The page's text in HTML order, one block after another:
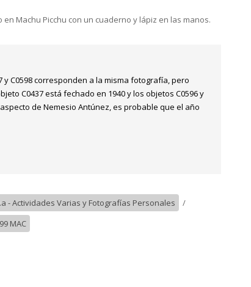
Machu Picchu con un cuaderno y lápiz en las manos.
y C0598 corresponden a la misma fotografía, pero
C0437 está fechado en 1940 y los objetos C0596 y
de Nemesio Antúnez, es probable que el año
- Actividades Varias y Fotografías Personales
/
MAC